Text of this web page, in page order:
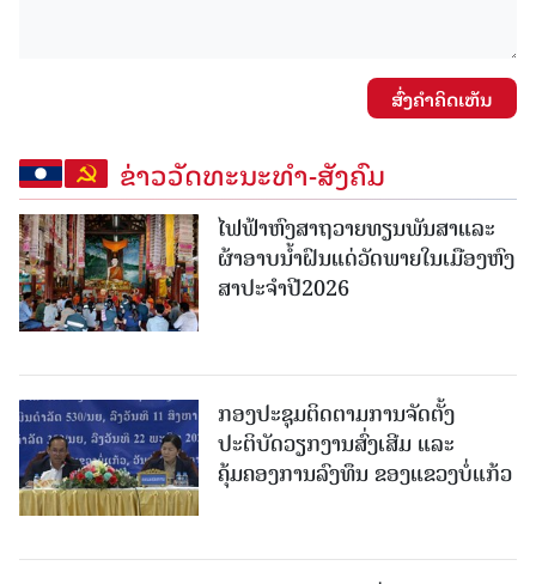
ສົ່ງຄໍາຄິດເຫັນ
ຂ່າວວັດທະນະທຳ-ສັງຄົມ
ໄຟຟ້າຫົງສາຖວາຍທຽນພັນສາແລະ
ຜ້າອາບນໍ້າຝົນແດ່ວັດພາຍໃນເມືອງຫົງ
ສາປະຈໍາປີ2026
ກອງປະຊຸມຕິດຕາມການຈັດຕັ້ງ
ປະຕິບັດວຽກງານສົ່ງເສີມ ແລະ
ຄຸ້ມຄອງການລົງທຶນ ຂອງແຂວງບໍ່ແກ້ວ